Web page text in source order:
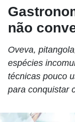
não
Oveva,
espécies
técnicas pouco
para conquistar